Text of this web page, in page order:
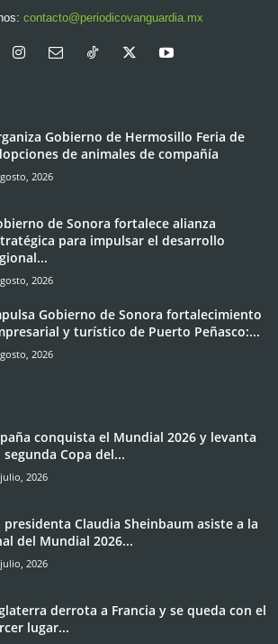
contacto@periodicovanguardia.mx
Gobierno de Hermosillo Feria de
de animales de compañía
2026
de Sonora fortalece alianza
para impulsar el desarrollo
2026
Gobierno de Sonora fortalecimiento
y turístico de Puerto Peñasco:...
2026
conquista el Mundial 2026 y levanta
segunda Copa del...
2026
presidenta Claudia Sheinbaum asiste a la
del Mundial 2026...
2026
derrota a Francia y se queda con el
lugar...